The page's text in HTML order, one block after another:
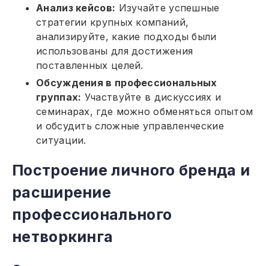
Анализ кейсов: Изучайте успешные
стратегии крупных компаний,
анализируйте, какие подходы были
использованы для достижения
поставленных целей.
Обсуждения в профессиональных
группах: Участвуйте в дискуссиях и
семинарах, где можно обменяться опытом
и обсудить сложные управленческие
ситуации.
Построение личного бренда и
расширение
профессионального
нетворкинга